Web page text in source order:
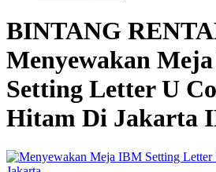
BINTANG
Menyewakan
Setting Letter U
Hitam Di Jakarta